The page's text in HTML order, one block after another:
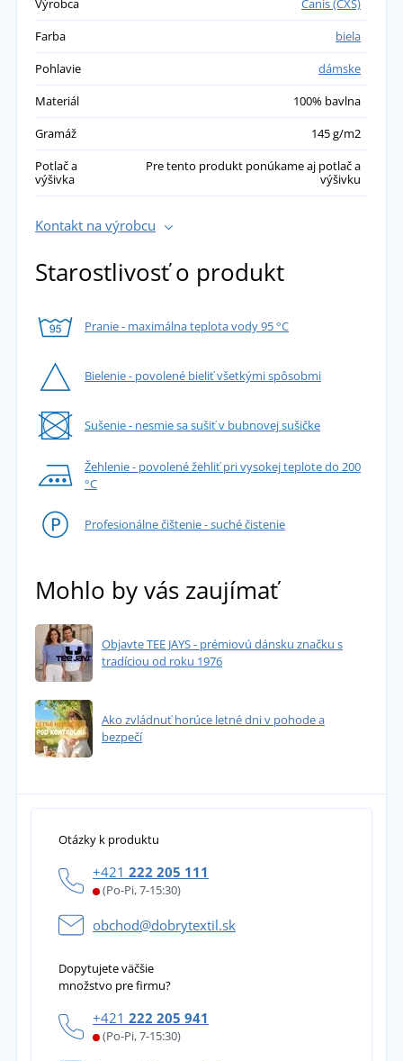
Výrobca
Canis (CXS)
Farba
biela
Pohlavie
dámske
Materiál
100% bavlna
Gramáž
145 g/m2
Potlač a
výšivka
Pre tento produkt ponúkame aj potlač a
výšivku
Kontakt na výrobcu
Starostlivosť o produkt
Pranie - maximálna teplota vody 95 °C
Bielenie - povolené bieliť všetkými spôsobmi
Sušenie - nesmie sa sušiť v bubnovej sušičke
Žehlenie - povolené žehliť pri vysokej teplote do 200
°C
Profesionálne čištenie - suché čistenie
Mohlo by vás zaujímať
Objavte TEE JAYS - prémiovú dánsku značku s
tradíciou od roku 1976
Ako zvládnuť horúce letné dni v pohode a
bezpečí
Otázky k produktu
+421 222 205 111
(Po-Pi, 7-15:30)
obchod@dobrytextil.sk
Dopytujete väčšie
množstvo pre firmu?
+421 222 205 941
(Po-Pi, 7-15:30)